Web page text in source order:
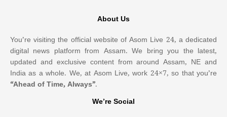
About Us
You’re visiting the official website of Asom Live 24, a dedicated
digital news platform from Assam. We bring you the latest,
updated and exclusive content from around Assam, NE and
India as a whole. We, at Asom Live, work 24×7, so that you’re
“Ahead of Time, Always”.
We’re Social